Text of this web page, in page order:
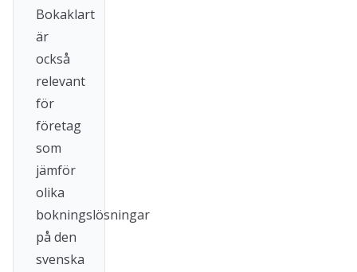
Bokaklart
är
också
relevant
för
företag
som
jämför
olika
bokningslösningar
på den
svenska